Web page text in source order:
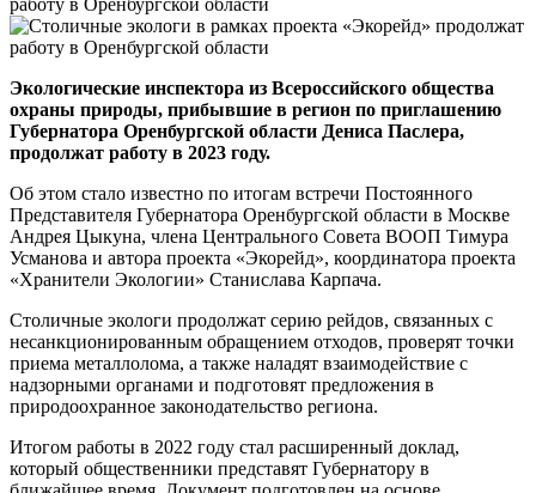
Экологические инспектора из Всероссийского общества
охраны природы, прибывшие в регион по приглашению
Губернатора Оренбургской области Дениса Паслера,
продолжат работу в 2023 году.
Об этом стало известно по итогам встречи Постоянного
Представителя Губернатора Оренбургской области в Москве
Андрея Цыкуна, члена Центрального Совета ВООП Тимура
Усманова и автора проекта «Экорейд», координатора проекта
«Хранители Экологии» Станислава Карпача.
Столичные экологи продолжат серию рейдов, связанных с
несанкционированным обращением отходов, проверят точки
приема металлолома, а также наладят взаимодействие с
надзорными органами и подготовят предложения в
природоохранное законодательство региона.
Итогом работы в 2022 году стал расширенный доклад,
который общественники представят Губернатору в